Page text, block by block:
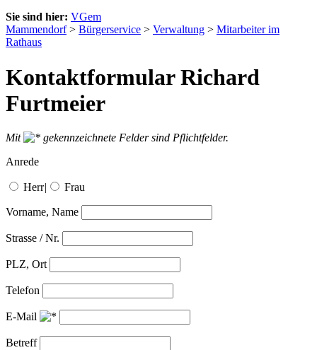
Sie sind hier: VGem
Mammendorf> Bürgerservice > Verwaltung > Mitarbeiter im
Rathaus
Kontaktformular Richard
Furtmeier
Mit
gekennzeichnete Felder sind Pflichtfelder.
Anrede
Herr| Frau
Vorname, Name
Strasse / Nr.
PLZ, Ort
Telefon
E-Mail
Betreff